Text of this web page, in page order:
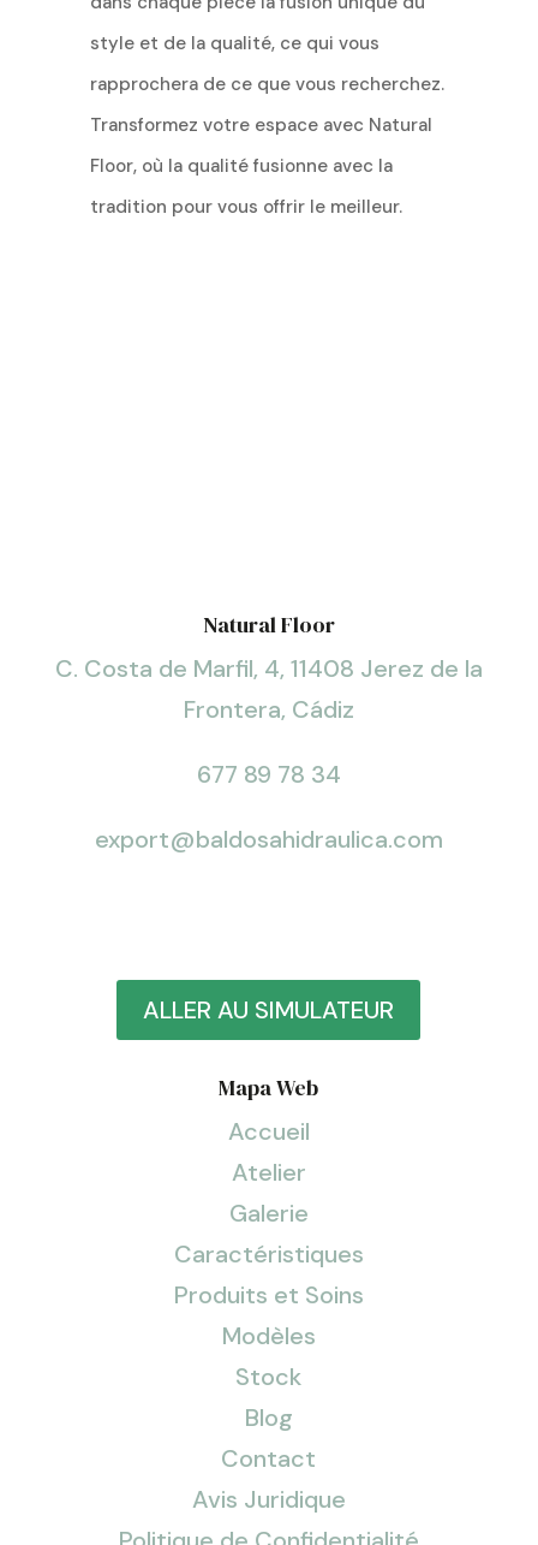
style et de la qualité, ce qui vous
rapprochera de ce que vous recherchez.
Transformez votre espace avec Natural
Floor, où la qualité fusionne avec la
tradition pour vous offrir le meilleur.
Natural Floor
C. Costa de Marfil, 4, 11408 Jerez de la
Frontera, Cádiz
677 89 78 34
export@baldosahidraulica.com
ALLER AU SIMULATEUR
Mapa Web
Accueil
Atelier
Galerie
Caractéristiques
Produits et Soins
Modèles
Stock
Blog
Contact
Avis Juridique